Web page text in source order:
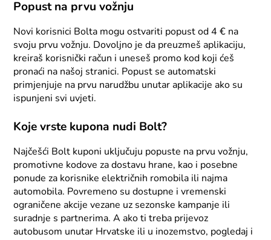
Popust na prvu vožnju
Novi korisnici Bolta mogu ostvariti popust od 4 € na
svoju prvu vožnju. Dovoljno je da preuzmeš aplikaciju,
kreiraš korisnički račun i uneseš promo kod koji ćeš
pronaći na našoj stranici. Popust se automatski
primjenjuje na prvu narudžbu unutar aplikacije ako su
ispunjeni svi uvjeti.
Koje vrste kupona nudi Bolt?
Najčešći Bolt kuponi uključuju popuste na prvu vožnju,
promotivne kodove za dostavu hrane, kao i posebne
ponude za korisnike električnih romobila ili najma
automobila. Povremeno su dostupne i vremenski
ograničene akcije vezane uz sezonske kampanje ili
suradnje s partnerima. A ako ti treba prijevoz
autobusom unutar Hrvatske ili u inozemstvo, pogledaj i